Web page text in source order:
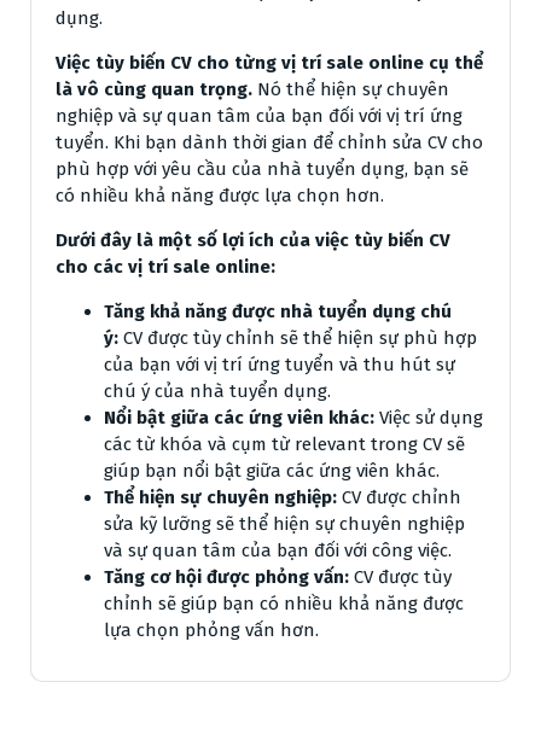
dụng.
Việc tùy biến CV cho từng vị trí sale online cụ thể
là vô cùng quan trọng. Nó thể hiện sự chuyên
nghiệp và sự quan tâm của bạn đối với vị trí ứng
tuyển. Khi bạn dành thời gian để chỉnh sửa CV cho
phù hợp với yêu cầu của nhà tuyển dụng, bạn sẽ
có nhiều khả năng được lựa chọn hơn.
Dưới đây là một số lợi ích của việc tùy biến CV
cho các vị trí sale online:
Tăng khả năng được nhà tuyển dụng chú
ý: CV được tùy chỉnh sẽ thể hiện sự phù hợp
của bạn với vị trí ứng tuyển và thu hút sự
chú ý của nhà tuyển dụng.
Nổi bật giữa các ứng viên khác: Việc sử dụng
các từ khóa và cụm từ relevant trong CV sẽ
giúp bạn nổi bật giữa các ứng viên khác.
Thể hiện sự chuyên nghiệp: CV được chỉnh
sửa kỹ lưỡng sẽ thể hiện sự chuyên nghiệp
và sự quan tâm của bạn đối với công việc.
Tăng cơ hội được phỏng vấn: CV được tùy
chỉnh sẽ giúp bạn có nhiều khả năng được
lựa chọn phỏng vấn hơn.